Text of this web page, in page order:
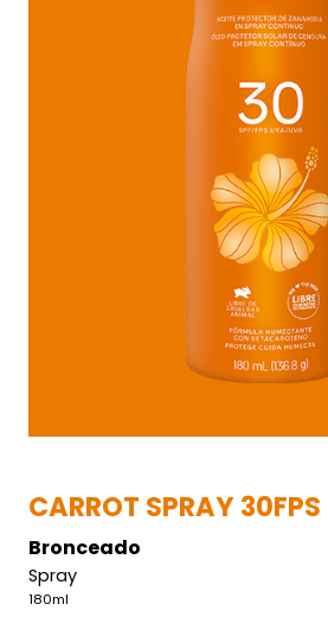
CARROT SPRAY 30FPS
Bronceado
Spray
180ml